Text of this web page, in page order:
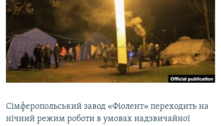
СПЕЦПРОЕКТИ
ВІДЕОУРОКИ «ELIFBE»
СВІДЧЕННЯ ОКУПАЦІЇ
УКРАЇНСЬКА ПРОБЛЕМА КРИМУ
ЯК ОБІЙТИ БЛОКУВАННЯ
Русский
Qırımtatar
Сімферопольський завод «Фіолент» переходить на
нічний режим роботи в умовах надзвичайної